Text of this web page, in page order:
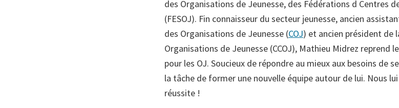
des Organisations de Jeunesse, des Fédérations d Centres
(FESOJ). Fin connaisseur du secteur jeunesse, ancien
des Organisations de Jeunesse (COJ) et ancien président de
Organisations de Jeunesse (CCOJ), Mathieu Midrez reprend
pour les OJ. Soucieux de répondre au mieux aux besoins de
la tâche de former une nouvelle équipe autour de lui. Nous
réussite !